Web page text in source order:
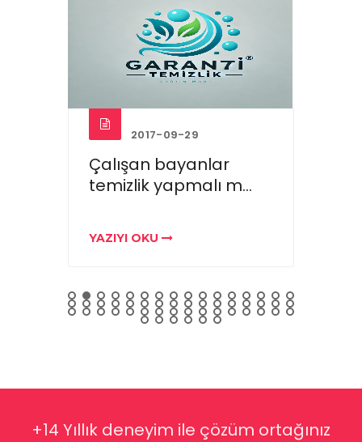
2017-09-29
Çalışan bayanlar
temizlik yapmalı m...
YAZIYI OKU
+14 Yıllık deneyim ile çözüm ortağınız